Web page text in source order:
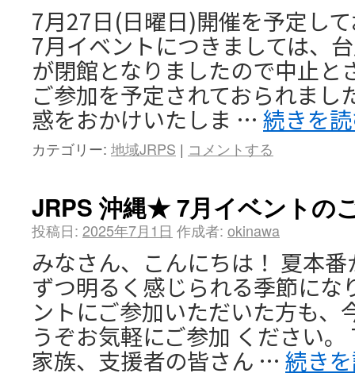
7月27日(日曜日)開催を予定し
7月イベントにつきましては、
が閉館となりましたので中止と
ご参加を予定されておられまし
惑をおかけいたしま … 続きを
カテゴリー: 地域JRPS | コメントする
JRPS 沖縄★ 7月イベントの
投稿日: 2025年7月1日 作成者: okinawa
みなさん、こんにちは！ 夏本
ずつ明るく感じられる季節にな
ントにご参加いただいた方も、
うぞお気軽にご参加 ください
家族、支援者の皆さん … 続き